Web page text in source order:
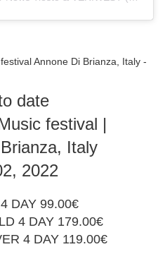
date
festival |
Italy
2022
DAY 99.00€
4 DAY 179.00€
4 DAY 119.00€